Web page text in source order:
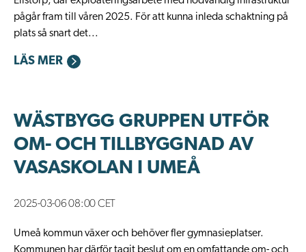
pågår fram till våren 2025. För att kunna inleda schaktning på
plats så snart det...
LÄS MER
WÄSTBYGG GRUPPEN UTFÖR
OM- OCH TILLBYGGNAD AV
VASASKOLAN I UMEÅ
2025-03-06 08:00 CET
Umeå kommun växer och behöver fler gymnasieplatser.